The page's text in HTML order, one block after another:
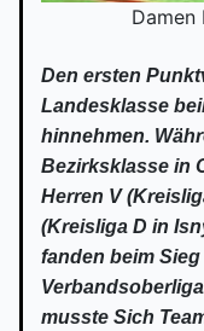
Damen
Den ersten
Landesklasse
hinnehmen.
Bezirksklasse in
Herren V
(Kreisliga D in
fanden beim
musste Sich